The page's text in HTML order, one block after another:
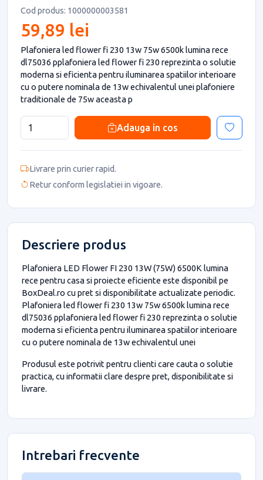
Cod produs: 1000000003581
59,89 lei
Plafoniera led flower fi 230 13w 75w 6500k lumina rece
dl75036 pplafoniera led flower fi 230 reprezinta o solutie
moderna si eficienta pentru iluminarea spatiilor interioare
cu o putere nominala de 13w echivalentul unei plafoniere
traditionale de 75w aceasta p
Adauga in cos
Livrare prin curier rapid.
Retur conform legislatiei in vigoare.
Descriere produs
Plafoniera LED Flower FI 230 13W (75W) 6500K lumina
rece pentru casa si proiecte eficiente este disponibil pe
BoxDeal.ro cu pret si disponibilitate actualizate periodic.
Plafoniera led flower fi 230 13w 75w 6500k lumina rece
dl75036 pplafoniera led flower fi 230 reprezinta o solutie
moderna si eficienta pentru iluminarea spatiilor interioare
cu o putere nominala de 13w echivalentul unei
Produsul este potrivit pentru clienti care cauta o solutie
practica, cu informatii clare despre pret, disponibilitate si
livrare.
Intrebari frecvente